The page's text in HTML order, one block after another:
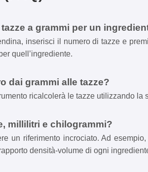
a grammi per un
inserisci il numero di tazze e
quell’ingrediente.
dai grammi alle tazze?
ricalcolerà le tazze utilizzando la
millilitri e chilogrammi?
un riferimento incrociato. Ad
densità-volume di ogni